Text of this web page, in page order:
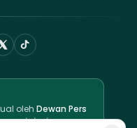
oleh Dewan Pers
K/XII/2025